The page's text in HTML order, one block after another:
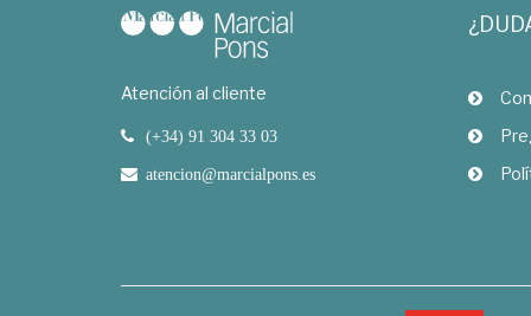
Atención al cliente
(+34) 91 304 33 03
atencion@marcialpons.es